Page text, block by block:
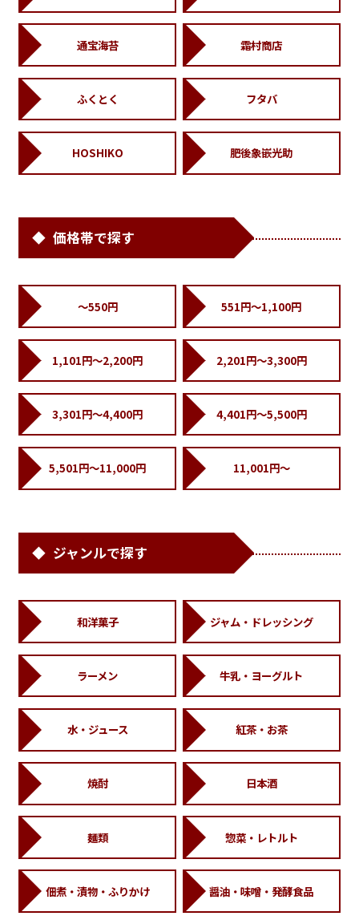
通宝海苔 霜村商店
ふくとく フタバ
HOSHIKO 肥後象嵌光助
価格帯で探す
～550円 551円～1,100円
1,101円～2,200円 2,201円～3,300円
3,301円～4,400円 4,401円～5,500円
5,501円～11,000円 11,001円～
ジャンルで探す
和洋菓子 ジャム・ドレッシング
ラーメン 牛乳・ヨーグルト
水・ジュース 紅茶・お茶
焼酎 日本酒
麺類 惣菜・レトルト
佃煮・漬物・ふりかけ 醤油・味噌・発酵食品